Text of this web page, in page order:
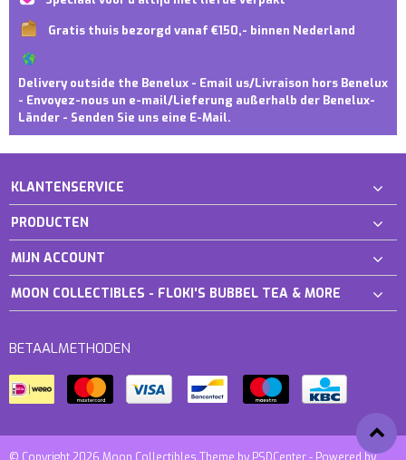
Gratis thuis bezorgd vanaf €150,- binnen Nederland
Delivery outside the Benelux - Email us/Livraison hors Benelux
- Envoyez-nous un e-mail/Lieferung außerhalb der Benelux-
Länder - Senden Sie uns eine E-Mail.
KLANTENSERVICE
PRODUCTEN
MIJN ACCOUNT
MOON COLLECTIBLES - FLOKI'S BUBBEL TEA & MORE
BETAALMETHODEN
© Copyright 2026 Moon Collectibles Theme by PSDCenter- Powered by